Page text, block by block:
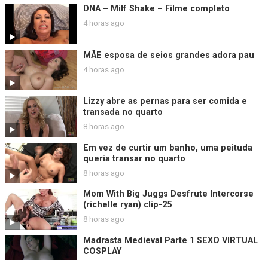
DNA – Milf Shake – Filme completo
4 horas ago
MÃE esposa de seios grandes adora pau
4 horas ago
Lizzy abre as pernas para ser comida e
transada no quarto
8 horas ago
Em vez de curtir um banho, uma peituda
queria transar no quarto
8 horas ago
Mom With Big Juggs Desfrute Intercorse
(richelle ryan) clip-25
8 horas ago
Madrasta Medieval Parte 1 SEXO VIRTUAL
COSPLAY